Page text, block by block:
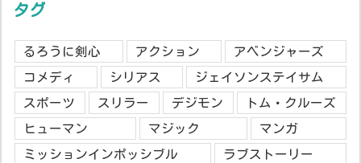
タグ
るろうに剣心 アクション
アベンジャーズ
コメディ
シリアス
ジェイソンステイサム
スポーツ
スリラー デジモン
トム・クルーズ
ヒューマン
マジック
マンガ
ミッションインポッシブル
ラブストーリー